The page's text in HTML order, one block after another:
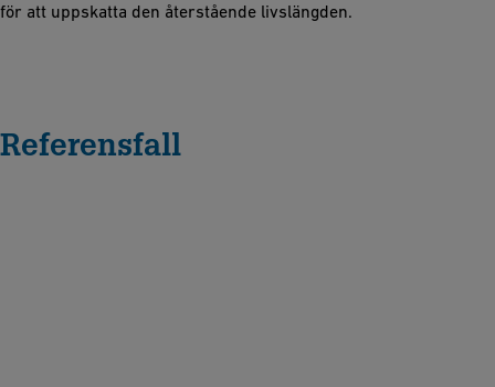
för att uppskatta den återstående livslängden.
Referensfall